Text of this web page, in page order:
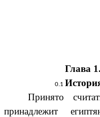
Глава
Принято
принадлежит